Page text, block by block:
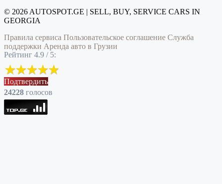
© 2026 AUTOSPOT.GE | SELL, BUY, SERVICE CARS IN
GEORGIA
Правила сервиса Пользовательское соглашение Служба
поддержки Аренда авто в Грузии
Рейтинг 4.9 / 5:
Подтвердить
24228 голоcов